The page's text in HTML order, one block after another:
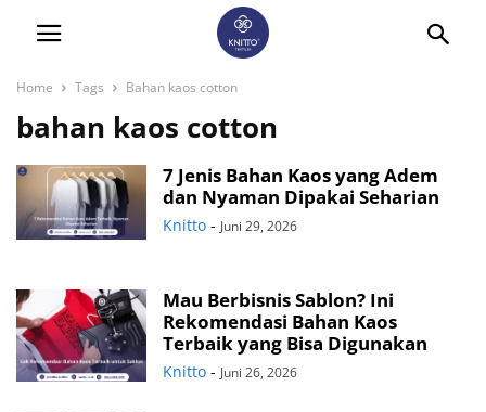
Home Tags Bahan kaos cotton
bahan kaos cotton
7 Jenis Bahan Kaos yang Adem
dan Nyaman Dipakai Seharian
Knitto - Juni 29, 2026
Mau Berbisnis Sablon? Ini
Rekomendasi Bahan Kaos
Terbaik yang Bisa Digunakan
Knitto - Juni 26, 2026